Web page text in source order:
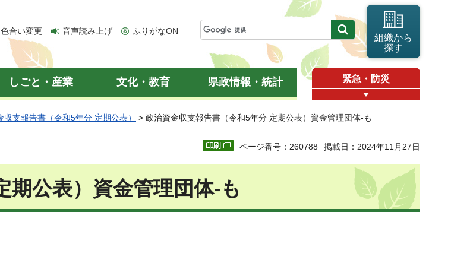
合い変更 音声読み上げ ふりがなON
組織から
探す
しごと・産業 文化・教育 県政情報・統計 緊急・防災
収支報告書（令和5年分 定期公表） > 政治資金収支報告書（令和5年分 定期公表）資金管理団体-も
ページ番号：260788 掲載日：2024年11月27日
期公表）資金管理団体-も